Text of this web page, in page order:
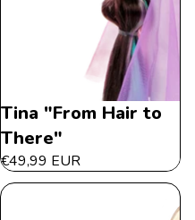
Tina "From Hair to
There"
€49,99 EUR